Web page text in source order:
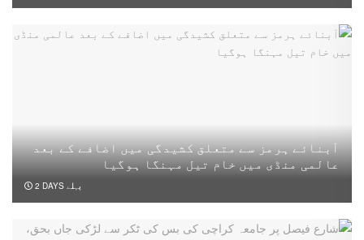
آبنائے ہرمز سے متعلق کشیدگی میں اضافے کے بعد
عالمی منڈی میں خام تیل مہنگا ہوگیا
2 DAYS پہلے